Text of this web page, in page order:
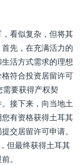
看似复杂，但将其
先，在充满活力的
活方式需求的理想
符合投资居留许可
要获得产权契
接下来，向当地土
有资格获得土耳其
交居留许可申请。
但最终获得土耳其
。